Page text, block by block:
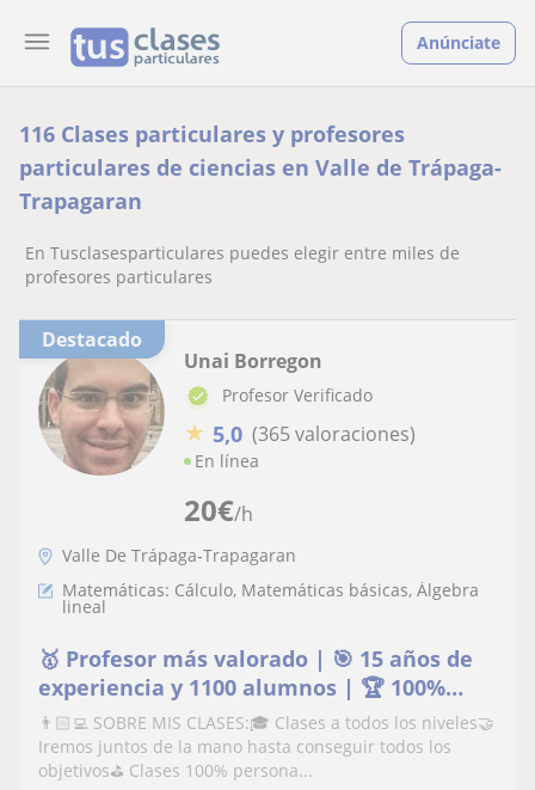
Anúnciate
116 Clases particulares y profesores
particulares de ciencias en Valle de Trápaga-
Trapagaran
En Tusclasesparticulares puedes elegir entre miles de
profesores particulares
Destacado
20€/h
Unai Borregon
Profesor Verificado
★ 5,0 (365 valoraciones)
En línea
Valle De Trápaga-Trapagaran
Matemáticas: Cálculo, Matemáticas básicas, Álgebra
lineal
🥇 Profesor más valorado | 🎯 15 años de
experiencia y 1100 alumnos | 🏆 100%
aprobados
👨🏻‍💻 SOBRE MIS CLASES:🎓 Clases a todos los niveles🤝
Iremos juntos de la mano hasta conseguir todos los
objetivos⛳️ Clases 100% persona...